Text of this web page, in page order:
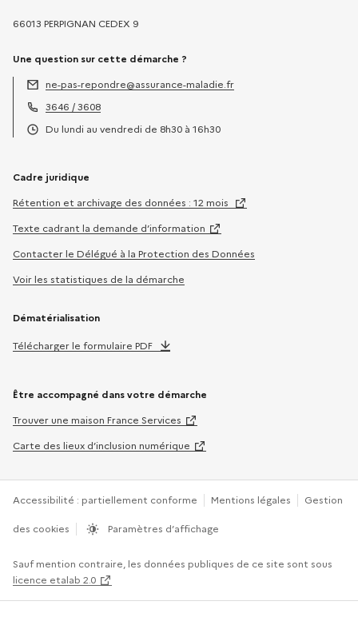
66013 PERPIGNAN CEDEX 9
Une question sur cette démarche ?
Adresse électronique :
ne-pas-repondre@assurance-maladie.fr
Téléphone :
3646 / 3608
Du lundi au vendredi de 8h30 à 16h30
Cadre juridique
Rétention et archivage des données : 12 mois
Texte cadrant la demande d’information
Contacter le Délégué à la Protection des Données
Voir les statistiques de la démarche
Dématérialisation
Télécharger le formulaire PDF
Être accompagné dans votre démarche
Trouver une maison France Services
Carte des lieux d’inclusion numérique
Accessibilité : partiellement conforme Mentions légales Gestion
des cookies Paramètres d’affichage
Sauf mention contraire, les données publiques de ce site sont sous
licence etalab 2.0